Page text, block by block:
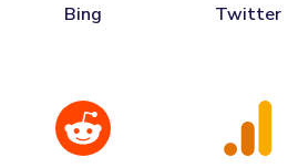
Bing Twitter